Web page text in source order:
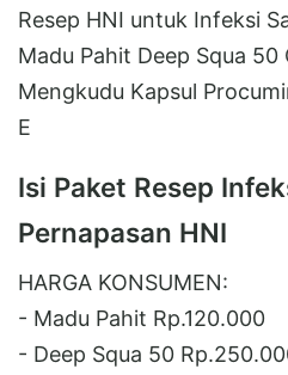
Resep HNI untuk Infeksi
Madu Pahit Deep Squa 50
Mengkudu Kapsul
E
Isi Paket Resep
Pernapasan HNI
HARGA KONSUMEN:
- Madu Pahit Rp.120.000
- Deep Squa 50